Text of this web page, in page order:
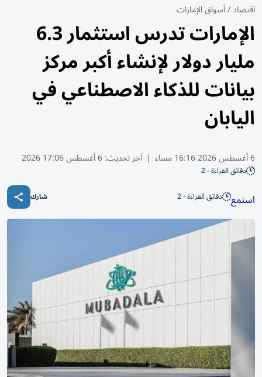
اقتصاد/أسواق الإمارات
الإمارات تدرس استثمار 6.3
مليار دولار لإنشاء أكبر مركز
بيانات للذكاء الاصطناعي في
اليابان
6 أغسطس 2026 16:16 مساء | آخر تحديث:6 أغسطس 17:06 2026
دقائق القراءة - 2
استمع دقائق القراءة - 2 شارك